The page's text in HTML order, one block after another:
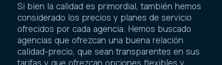
Si bien la calidad es primordial, también hemos
considerado los precios y planes de servicio
ofrecidos por cada agencia. Hemos buscado
agencias que ofrezcan una buena relación
calidad-precio, que sean transparentes en sus